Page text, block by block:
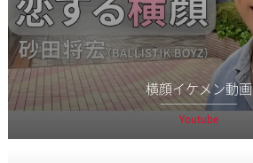
横顔イケメン動画
Youtube